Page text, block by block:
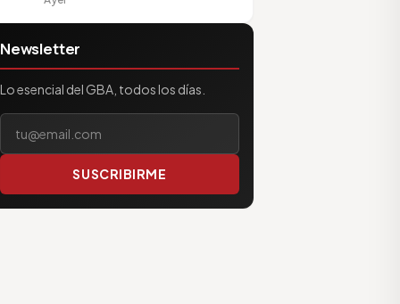
Newsletter
Lo esencial del GBA, todos los días.
SUSCRIBIRME